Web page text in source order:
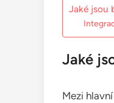
Jaké jsou
Jaké
Mezi